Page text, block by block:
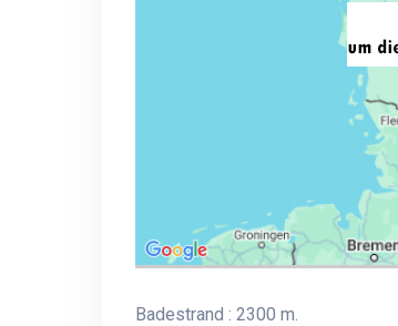
Badestrand : 2300 m.